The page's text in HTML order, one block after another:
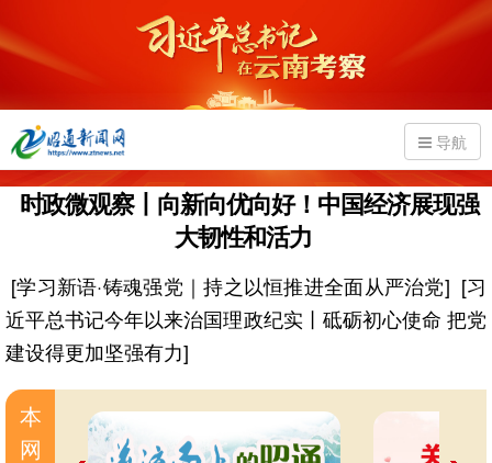
导航
时政微观察丨向新向优向好！中国经济展现强
大韧性和活力
[学习新语·铸魂强党｜持之以恒推进全面从严治党] [习
近平总书记今年以来治国理政纪实丨砥砺初心使命 把党
建设得更加坚强有力]
本
网